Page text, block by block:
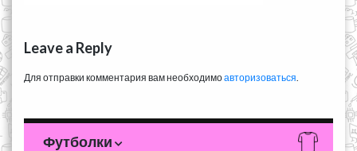
Leave a Reply
Для отправки комментария вам необходимоавторизоваться
Футболки